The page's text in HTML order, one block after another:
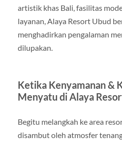
artistik khas Bali, fasilitas
layanan, Alaya Resort Ubud
menghadirkan pengalaman
dilupakan.
Ketika Kenyamanan &
Menyatu di Alaya
Begitu melangkah ke area
disambut oleh atmosfer